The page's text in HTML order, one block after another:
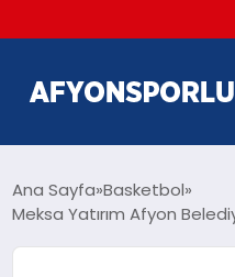
Ana Sayfa Basketbol
Meksa Yatırım Afyon